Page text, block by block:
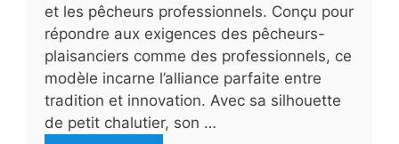
et les pêcheurs professionnels. Conçu pour
répondre aux exigences des pêcheurs-
plaisanciers comme des professionnels, ce
modèle incarne l’alliance parfaite entre
tradition et innovation. Avec sa silhouette
de petit chalutier, son …